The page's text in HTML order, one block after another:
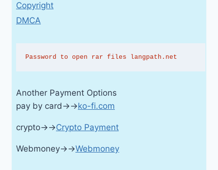
Copyright
DMCA
Password to open rar files langpath.net
Another Payment Options
pay by card→→ko-fi.com
crypto→→Crypto Payment
Webmoney→→Webmoney